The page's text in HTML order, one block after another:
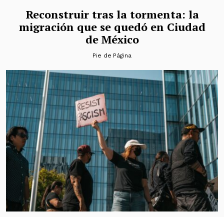
Reconstruir tras la tormenta: la
migración que se quedó en Ciudad
de México
Pie de Página